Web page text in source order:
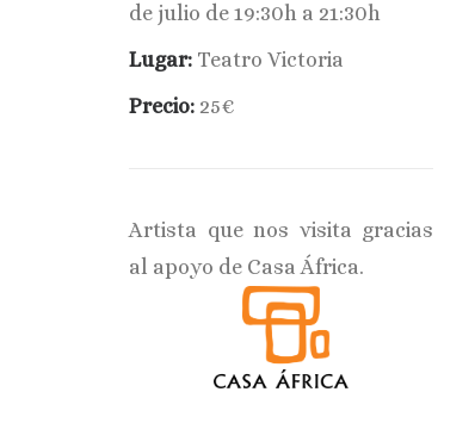
de julio de 19:30h a 21:30h
Lugar: Teatro Victoria
Precio: 25€
Artista que nos visita gracias
al apoyo de Casa África.